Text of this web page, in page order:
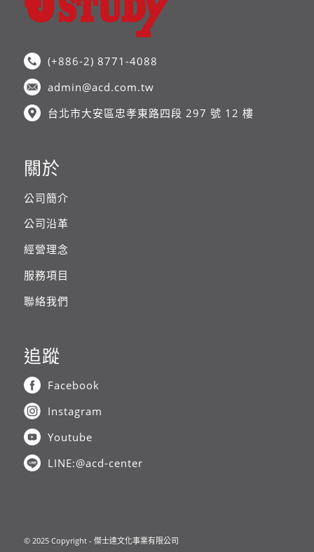
(+886-2) 8771-4088
admin@acd.com.tw
台北市大安區忠孝東路四段 297 號 12 樓
關於
公司簡介
公司沿革
經營理念
服務項目
聯絡我們
追蹤
Facebook
Instagram
Youtube
LINE:@acd-center
© 2025 Copyright - 傑士達文化事業有限公司